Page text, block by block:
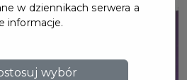
w dziennikach serwera a
informacje.
wybór